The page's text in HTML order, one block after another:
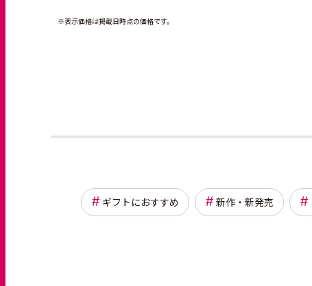
※表示価格は掲載日時点の価格です。
ギフトにおすすめ 新作・新発売